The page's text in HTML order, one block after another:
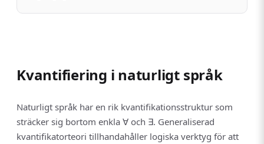
Kvantifiering i naturligt språk
Naturligt språk har en rik kvantifikationsstruktur som
sträcker sig bortom enkla ∀ och ∃. Generaliserad
kvantifikatorteori tillhandahåller logiska verktyg för att